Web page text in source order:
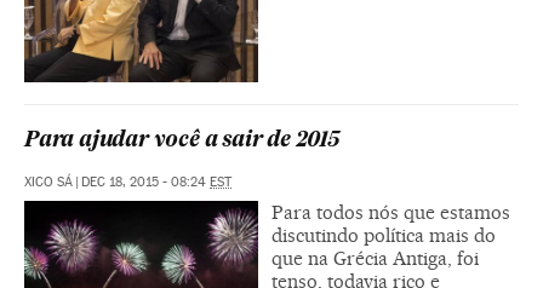
Para ajudar você a sair de 2015
XICO SÁ | DEC 18, 2015 - 08:24 EST
Para todos nós que estamos
discutindo política mais do
que na Grécia Antiga, foi
tenso, todavia rico e